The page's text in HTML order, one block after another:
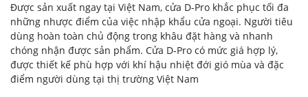
Được sản xuất ngay tại Việt Nam, cửa D-Pro khắc phục tối đa
những nhược điểm của việc nhập khẩu cửa ngoại. Người tiêu
dùng hoàn toàn chủ động trong khâu đặt hàng và nhanh
chóng nhận được sản phẩm. Cửa D-Pro có mức giá hợp lý,
được thiết kế phù hợp với khí hậu nhiệt đới gió mùa và đặc
điểm người dùng tại thị trường Việt Nam